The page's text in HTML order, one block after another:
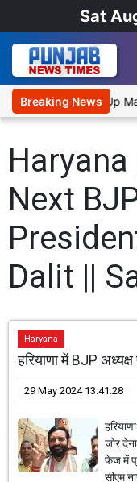
Sat
Breaking News
Cricket XI, Warm-Up
Haryana
Next
Dalit ||
Haryana
हरियाणा में BJP
29 May 2024 13:41:28
जोर
फेज में
सीएम